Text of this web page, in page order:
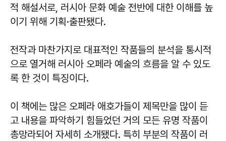
적 해설서로, 러시아 문화 예술 전반에 대한 이해를 높
이기 위해 기획·출판됐다.
전작과 마찬가지로 대표적인 작품들의 분석을 통시적
으로 열거해 러시아 오페라 예술의 흐름을 알 수 있도
록 한 것이 특징이다.
이 책에는 많은 오페라 애호가들이 제목만을 많이 듣
고 내용을 파악하기 힘들었던 거의 모든 유명 작품이
총망라되어 자세히 소개됐다. 특히 부분의 작품이 러